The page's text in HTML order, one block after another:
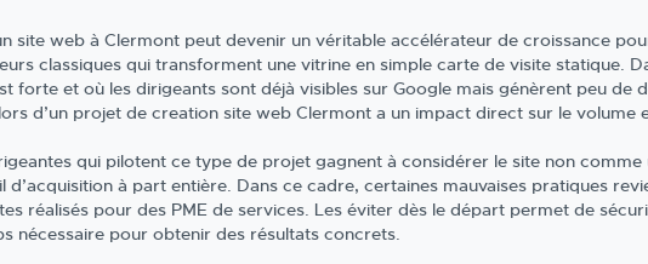
site web à Clermont peut devenir un véritable accélérateur de croissance
classiques qui transforment une vitrine en simple carte de visite statique.
forte et où les dirigeants sont déjà visibles sur Google mais génèrent peu de
d’un projet de creation site web Clermont a un impact direct sur le volume
qui pilotent ce type de projet gagnent à considérer le site non
d’acquisition à part entière. Dans ce cadre, certaines mauvaises pratiques
réalisés pour des PME de services. Les éviter dès le départ permet de
nécessaire pour obtenir des résultats concrets.